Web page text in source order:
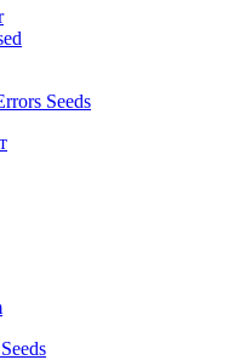
Seeds